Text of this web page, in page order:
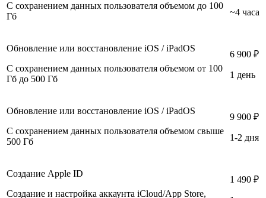
С сохранением данных пользователя объемом до 100
Гб
~4 часа
Обновление или восстановление iOS / iPadOS
С сохранением данных пользователя объемом от 100
Гб до 500 Гб
6 900 ₽
1 день
Обновление или восстановление iOS / iPadOS
С сохранением данных пользователя объемом свыше
500 Гб
9 900 ₽
1-2 дня
Создание Apple ID
Создание и настройка аккаунта iCloud/App Store,
1 490 ₽